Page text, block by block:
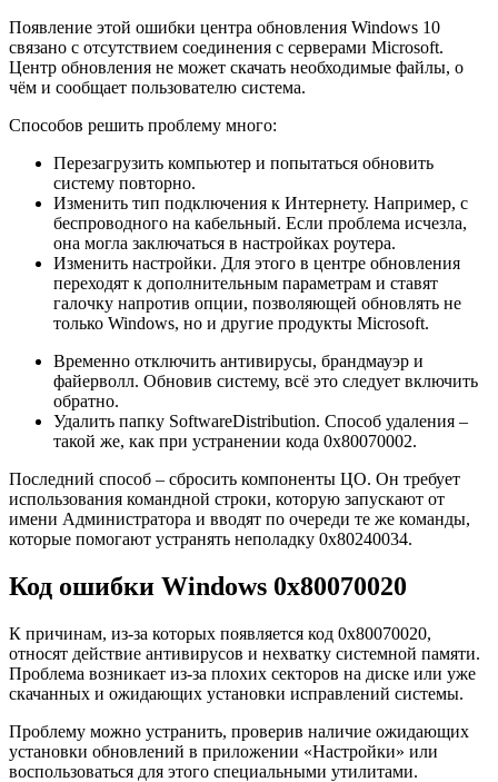
Появление этой ошибки центра обновления Windows 10
связано с отсутствием соединения с серверами Microsoft.
Центр обновления не может скачать необходимые файлы, о
чём и сообщает пользователю система.
Способов решить проблему много:
Перезагрузить компьютер и попытаться обновить
систему повторно.
Изменить тип подключения к Интернету. Например, с
беспроводного на кабельный. Если проблема исчезла,
она могла заключаться в настройках роутера.
Изменить настройки. Для этого в центре обновления
переходят к дополнительным параметрам и ставят
галочку напротив опции, позволяющей обновлять не
только Windows, но и другие продукты Microsoft.
Временно отключить антивирусы, брандмауэр и
файерволл. Обновив систему, всё это следует включить
обратно.
Удалить папку SoftwareDistribution. Способ удаления –
такой же, как при устранении кода 0x80070002.
Последний способ – сбросить компоненты ЦО. Он требует
использования командной строки, которую запускают от
имени Администратора и вводят по очереди те же команды,
которые помогают устранять неполадку 0x80240034.
Код ошибки Windows 0x80070020
К причинам, из-за которых появляется код 0x80070020,
относят действие антивирусов и нехватку системной памяти.
Проблема возникает из-за плохих секторов на диске или уже
скачанных и ожидающих установки исправлений системы.
Проблему можно устранить, проверив наличие ожидающих
установки обновлений в приложении «Настройки» или
воспользоваться для этого специальными утилитами.